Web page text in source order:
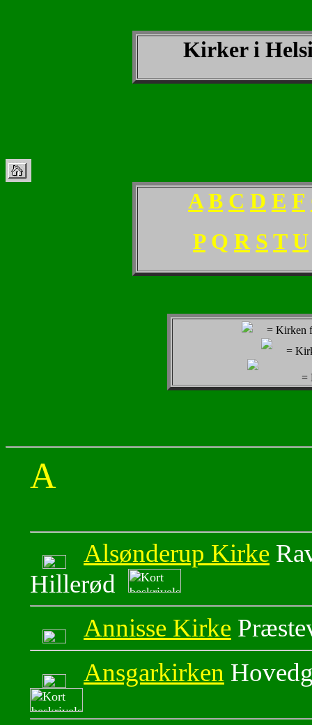
Kirker i
A B C D E F
P Q R S T U
= Kirken
=
=
A
Alsønderup Kirke
Hillerød
Annisse Kirke
Ansgarkirken